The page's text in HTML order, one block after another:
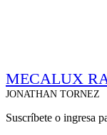
MECALUX
JONATHAN TORNEZ
Suscríbete o ingresa